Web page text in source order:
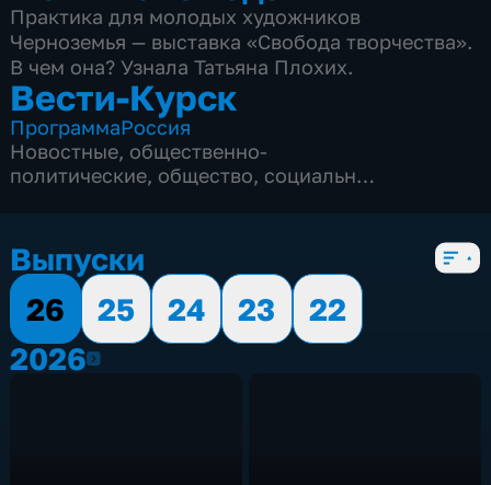
Практика для молодых художников
Черноземья — выставка «Свобода творчества».
В чем она? Узнала Татьяна Плохих.
Вести-Курск
ПрограммаРоссия
Новостные, общественно-
политические, общество, социально-
Выпуски
26
25 24 23
22
20262026